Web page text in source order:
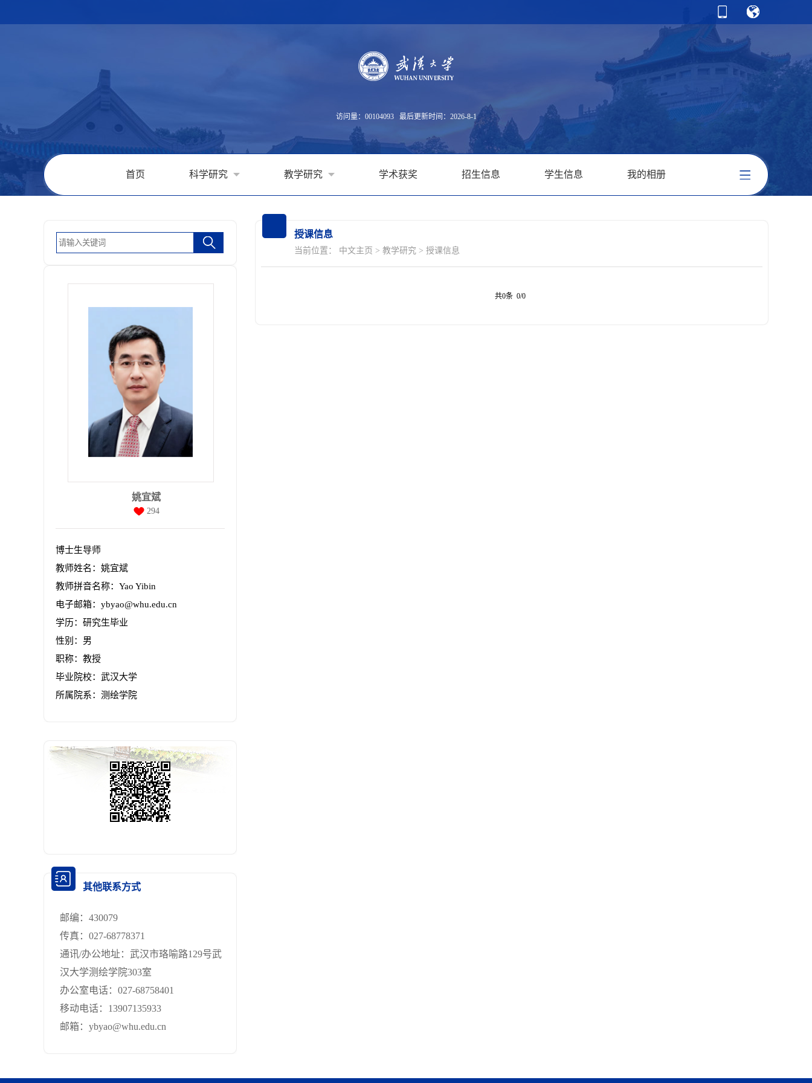
访问量： 00104093 最后更新时间： 2026-8-1
首页 科学研究 教学研究 学术获奖 招生信息 学生信息 我的相册
姚宜斌
294
博士生导师
教师姓名：姚宜斌
教师拼音名称：Yao Yibin
电子邮箱： ybyao@whu.edu.cn
学历：研究生毕业
性别：男
职称：教授
毕业院校：武汉大学
所属院系：测绘学院
其他联系方式
邮编： 430079
传真： 027-68778371
通讯/办公地址： 武汉市珞喻路129号武
汉大学测绘学院303室
办公室电话： 027-68758401
移动电话： 13907135933
邮箱： ybyao@whu.edu.cn
授课信息
当前位置： 中文主页 > 教学研究 > 授课信息
共0条 0/0